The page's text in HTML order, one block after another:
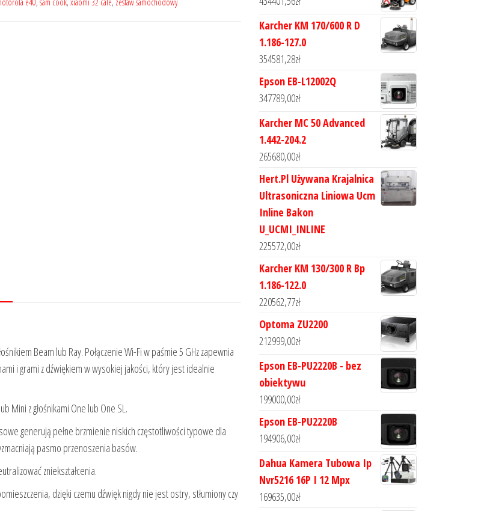
Beam lub Ray. Połączenie Wi-Fi w paśmie 5 GHz zapewnia
i grami z dźwiękiem w wysokiej jakości, który jest idealnie
Mini z głośnikami One lub One SL.
generują pełne brzmienie niskich częstotliwości typowe dla
pasmo przenoszenia basów.
zniekształcenia.
dzięki czemu dźwięk nigdy nie jest ostry, stłumiony czy
Karcher KM 170/600 R D
1.186-127.0
354581,28zł
Epson EB-L12002Q
347789,00zł
Karcher MC 50 Advanced
1.442-204.2
265680,00zł
Hert.Pl Używana Krajalnica
Ultrasoniczna Liniowa Ucm
Inline Bakon
U_UCMI_INLINE
225572,00zł
Karcher KM 130/300 R Bp
1.186-122.0
220562,77zł
Optoma ZU2200
212999,00zł
Epson EB-PU2220B - bez
obiektywu
199000,00zł
Epson EB-PU2220B
194906,00zł
Dahua Kamera Tubowa Ip
Nvr5216 16P I 12 Mpx
169635,00zł